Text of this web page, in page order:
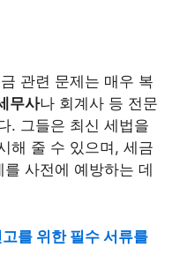
관련 문제는 매우 복
무사나 회계사 등 전문
. 그들은 최신 세법을
해 줄 수 있으며, 세금
사전에 예방하는 데
를 위한 필수 서류를